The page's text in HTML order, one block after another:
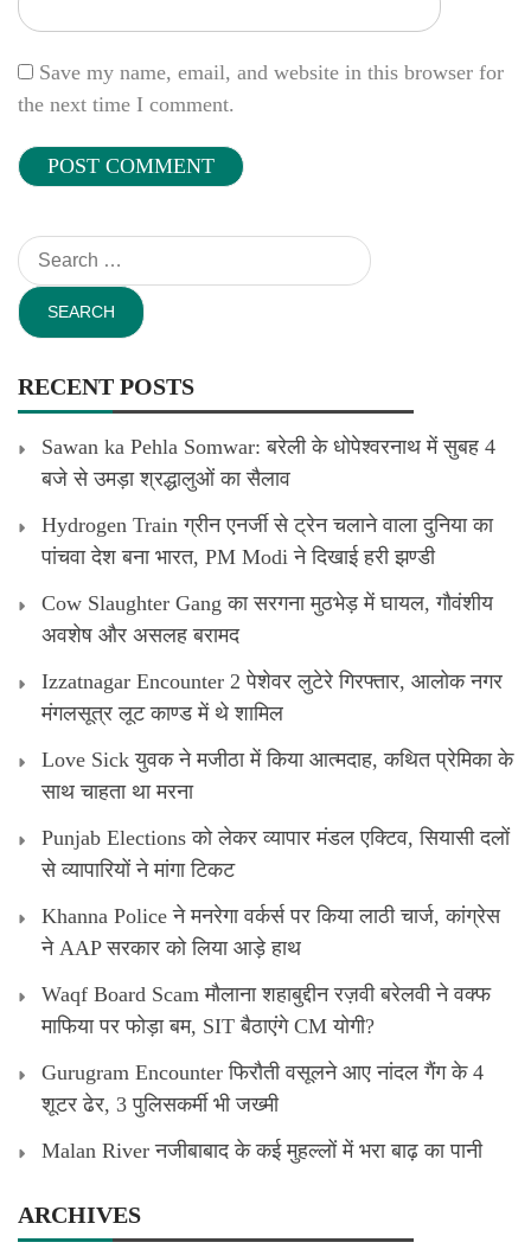
Save my name, email, and website in this browser for
the next time I comment.
Search
for:
RECENT POSTS
Sawan ka Pehla Somwar: बरेली के धोपेश्वरनाथ में सुबह 4
बजे से उमड़ा श्रद्धालुओं का सैलाव
Hydrogen Train ग्रीन एनर्जी से ट्रेन चलाने वाला दुनिया का
पांचवा देश बना भारत, PM Modi ने दिखाई हरी झण्डी
Cow Slaughter Gang का सरगना मुठभेड़ में घायल, गौवंशीय
अवशेष और असलह बरामद
Izzatnagar Encounter 2 पेशेवर लुटेरे गिरफ्तार, आलोक नगर
मंगलसूत्र लूट काण्‍ड में थे शामिल
Love Sick युवक ने मजीठा में किया आत्मदाह, कथित प्रेमिका के
साथ चाहता था मरना
Punjab Elections को लेकर व्यापार मंडल एक्टिव, सियासी दलों
से व्यापारियों ने मांगा टिकट
Khanna Police ने मनरेगा वर्कर्स पर किया लाठी चार्ज, कांग्रेस
ने AAP सरकार को लिया आड़े हाथ
Waqf Board Scam मौलाना शहाबुद्दीन रज़वी बरेलवी ने वक्फ
माफिया पर फोड़ा बम, SIT बैठाएंगे CM योगी?
Gurugram Encounter फिरौती वसूलने आए नांदल गैंग के 4
शूटर ढेर, 3 पुलिसकर्मी भी जख्मी
Malan River नजीबाबाद के कई मुहल्लों में भरा बाढ़ का पानी
ARCHIVES